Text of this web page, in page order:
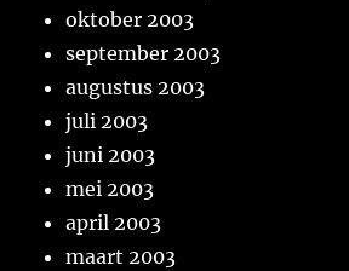
oktober 2003
september 2003
augustus 2003
juli 2003
juni 2003
mei 2003
april 2003
maart 2003